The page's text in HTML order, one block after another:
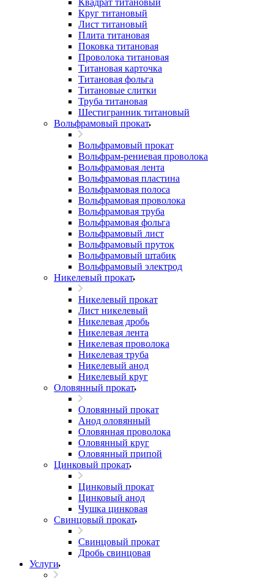
Квадрат титановый
Круг титановый
Лист титановый
Плита титановая
Поковка титановая
Проволока титановая
Титановая карточка
Титановая фольга
Титановые слитки
Труба титановая
Шестигранник титановый
Вольфрамовый прокат
Вольфрамовый прокат
Вольфрам-рениевая проволока
Вольфрамовая лента
Вольфрамовая пластина
Вольфрамовая полоса
Вольфрамовая проволока
Вольфрамовая труба
Вольфрамовая фольга
Вольфрамовый лист
Вольфрамовый пруток
Вольфрамовый штабик
Вольфрамовый электрод
Никелевый прокат
Никелевый прокат
Лист никелевый
Никелевая дробь
Никелевая лента
Никелевая проволока
Никелевая труба
Никелевый анод
Никелевый круг
Оловянный прокат
Оловянный прокат
Анод оловянный
Оловянная проволока
Оловянный круг
Оловянный припой
Цинковый прокат
Цинковый прокат
Цинковый анод
Чушка цинковая
Свинцовый прокат
Свинцовый прокат
Дробь свинцовая
Услуги